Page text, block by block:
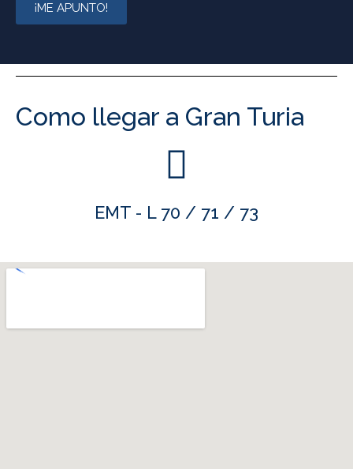
¡ME APUNTO!
Como llegar a Gran Turia
EMT - L 70 / 71 / 73